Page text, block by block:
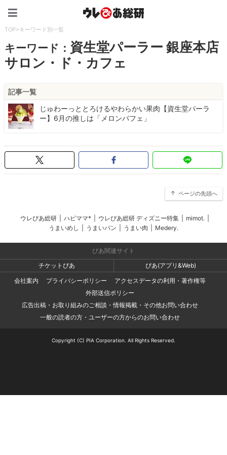
TOP>キーワード別一覧
キーワード： 資生堂パーラー 銀座本店
サロン・ド・カフェ
記事一覧
じゅわーっととろけるやわらかい果肉【資生堂パーラ
ー】6月の推しは「メロンパフェ」
ページの先頭へ
ウレぴあ総研 ハピママ* ウレぴあ総研 ディズニー特集 mimot.
うまいめし
うまいパン うまい肉 Medery.
ぴあ関連サイト
チケットぴあ
ぴあ(アプリ&Web)
会社案内
プライバシーポリシー
アクセスデータの利用・著作権等
外部送信ポリシー
広告出稿・お取り組みのご相談・情報掲載・その他お問い合わせ
一般の読者の方・ユーザーの方からのお問い合わせ
Copyright (C) PIA Corporation. All Rights Reserved.